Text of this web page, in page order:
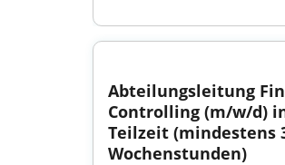
Abteilungsleitung
Controlling (m/w/d)
Teilzeit (mindestens
Wochenstunden)